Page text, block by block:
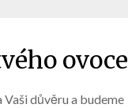
ovoce
důvěru a budeme